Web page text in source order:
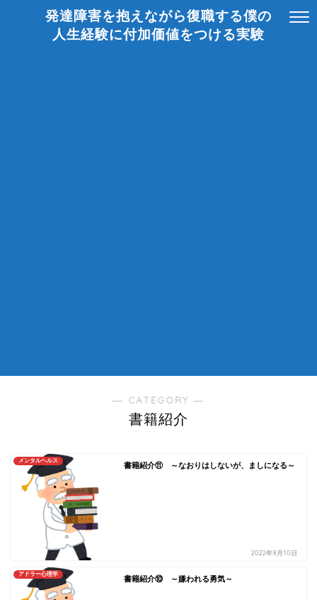
発達障害を抱えながら復職する僕の
人生経験に付加価値をつける実験
― CATEGORY ―
書籍紹介
メンタルヘルス
書籍紹介⑪ ～なおりはしないが、ましになる～
2022年8月10日
アドラー心理学
書籍紹介⑩ ～嫌われる勇気～